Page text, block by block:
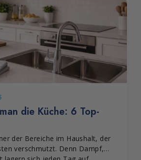
findest du eine einfache
um die Arbeitsplatte dauerhaft
ein Gaskochfeld sowie ein
richtig zu reinigen und je nach
Lösung zu wählen.
die Küche: 6 Top-
der Bereiche im Haushalt, der
verschmutzt. Denn Dampf,